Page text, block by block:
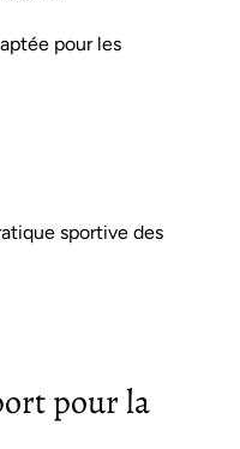
pour les
sportive des
pour la